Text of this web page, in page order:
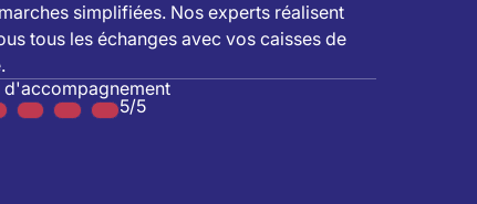
simplifiées. Nos experts réalisent
tous les échanges avec vos caisses de
d'accompagnement
5/5